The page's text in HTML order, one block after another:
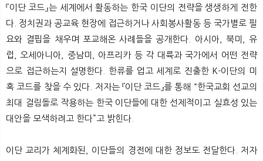
『이단 코드』는 세계에서 활동하는 한국 이단의 전략을 생생하게 전한
다. 정치권과 공교육 현장에 접근하거나 사회봉사활동 등 국가별로 필
요와 결핍을 채우며 포교해온 사례들을 공개한다. 아시아, 북미, 유
럽, 오세아니아, 중남미, 아프리카 등 각 대륙과 국가에서 어떤 전략
으로 접근하는지 설명한다. 한류를 업고 세계로 진출한 K-이단의 미
혹 코드를 찾을 수 있다. 저자는 『이단 코드』를 통해 “한국교회 선교의
최대 걸림돌로 작용하는 한국 이단들에 대한 선제적이고 실효성 있는
대안을 모색하려고 한다”고 밝힌다.
이단 교리가 체계화된, 이단들의 경전에 대한 정보도 전달한다. 저자